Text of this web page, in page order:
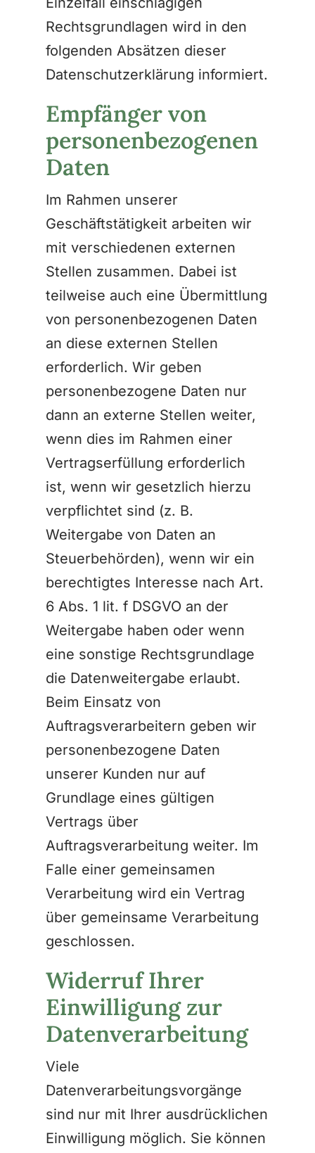
Rechtsgrundlagen wird in den
folgenden Absätzen dieser
Datenschutzerklärung informiert.
Empfänger von
personenbezogenen
Daten
Im Rahmen unserer
Geschäftstätigkeit arbeiten wir
mit verschiedenen externen
Stellen zusammen. Dabei ist
teilweise auch eine Übermittlung
von personenbezogenen Daten
an diese externen Stellen
erforderlich. Wir geben
personenbezogene Daten nur
dann an externe Stellen weiter,
wenn dies im Rahmen einer
Vertragserfüllung erforderlich
ist, wenn wir gesetzlich hierzu
verpflichtet sind (z. B.
Weitergabe von Daten an
Steuerbehörden), wenn wir ein
berechtigtes Interesse nach Art.
6 Abs. 1 lit. f DSGVO an der
Weitergabe haben oder wenn
eine sonstige Rechtsgrundlage
die Datenweitergabe erlaubt.
Beim Einsatz von
Auftragsverarbeitern geben wir
personenbezogene Daten
unserer Kunden nur auf
Grundlage eines gültigen
Vertrags über
Auftragsverarbeitung weiter. Im
Falle einer gemeinsamen
Verarbeitung wird ein Vertrag
über gemeinsame Verarbeitung
geschlossen.
Widerruf Ihrer
Einwilligung zur
Datenverarbeitung
Viele
Datenverarbeitungsvorgänge
sind nur mit Ihrer ausdrücklichen
Einwilligung möglich. Sie können